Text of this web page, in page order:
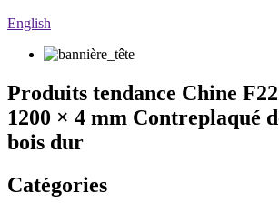
English
Produits tendance Chine
1200 × 4 mm Contreplaqué
bois dur
Catégories